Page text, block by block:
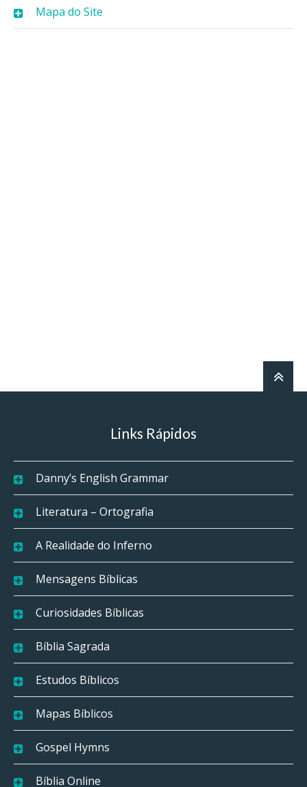
Mapa do Site
Links Rápidos
Danny’s English Grammar
Literatura – Ortografia
A Realidade do Inferno
Mensagens Bíblicas
Curiosidades Bíblicas
Bíblia Sagrada
Estudos Bíblicos
Mapas Bíblicos
Gospel Hymns
Bíblia Online